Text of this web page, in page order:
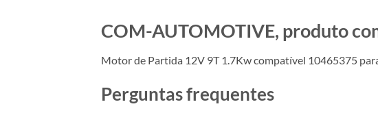
COM-AUTOMOTIVE, produto
Motor de Partida 12V 9T 1.7Kw compatível 10465375
Perguntas frequentes